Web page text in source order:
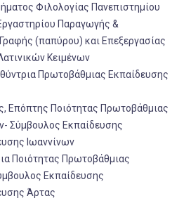
Φιλολογίας Πανεπιστημίου
Παραγωγής &
(παπύρου) και Επεξεργασίας
Κειμένων
Πρωτοβάθμιας Εκπαίδευσης
Επόπτης Ποιότητας Πρωτοβάθμιας
Σύμβουλος Εκπαίδευσης
Ιωαννίνων
Ποιότητας Πρωτοβάθμιας
Εκπαίδευσης
Άρτας